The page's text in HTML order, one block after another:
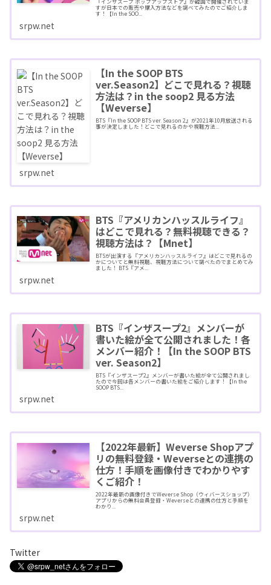
『インザスープ ポップアップストア』が韓国で開催されていま
すが日本での販売や購入方法などを調べてみたのでご紹介しま
す！【In the SOO...
srpw.net
【In the SOOP BTS
ver.Season2】どこで見れる？視聴
方法は？in the soop2 見る方法
【Weverse】
BTS『In the SOOP BTS ver. Season 2』が2021年10月放送される
事が決定しました！どこで見れるのかや視聴方法...
srpw.net
BTS『アメリカンハッスルライフ』
はどこで見れる？無料視聴できる？
視聴方法は？【Mnet】
BTSが出演する『アメリカンハッスルライフ』はどこで見れるの
かについてと無料視聴、視聴方法について調べたのでまとめてみ
ました！ BTS『アメ...
srpw.net
BTS『インザスープ2』メンバーが
書いた絵が全て公開されました！各
メンバー紹介！【In the SOOP BTS
ver. Season2】
BTS『インザスープ2』メンバーが書いた絵が全て公開されまし
たので今回は各メンバーの書いた絵をご紹介します！【In the
SOOP BTS...
srpw.net
【2022年最新】Weverse Shopアプ
リの無料登録・Weverseとの連携の
仕方！手順を画像付きでわかりやす
くご紹介！
2022年最新の画像付きでWeverse Shop（ウィバースショップ）
アプリからの無料会員登録・Weverseとの連携の仕方と手順を
わかり...
srpw.net
Twitter